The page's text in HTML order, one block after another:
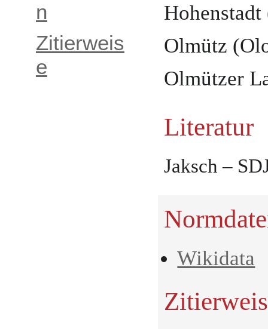
n
Zitierweis
e
Olmütz
Olmützer
Literatur
Jaksch –
Wikidata